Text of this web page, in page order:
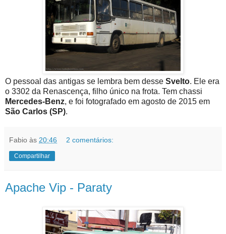
O pessoal das antigas se lembra bem desse Svelto. Ele era
o 3302 da Renascença, filho único na frota. Tem chassi
Mercedes-Benz, e foi fotografado em agosto de 2015 em
São Carlos (SP).
Fabio às 20:46 2 comentários:
Compartilhar
Apache Vip - Paraty